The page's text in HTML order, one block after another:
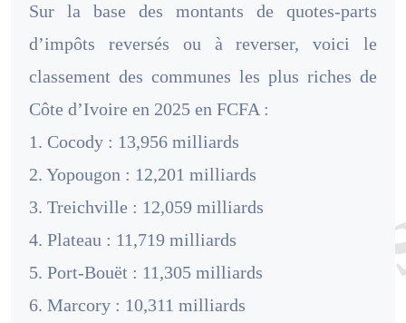
Sur la base des montants de quotes-parts
d’impôts reversés ou à reverser, voici le
classement des communes les plus riches de
Côte d’Ivoire en 2025 en FCFA :
1. Cocody : 13,956 milliards
2. Yopougon : 12,201 milliards
3. Treichville : 12,059 milliards
4. Plateau : 11,719 milliards
5. Port-Bouët : 11,305 milliards
6. Marcory : 10,311 milliards